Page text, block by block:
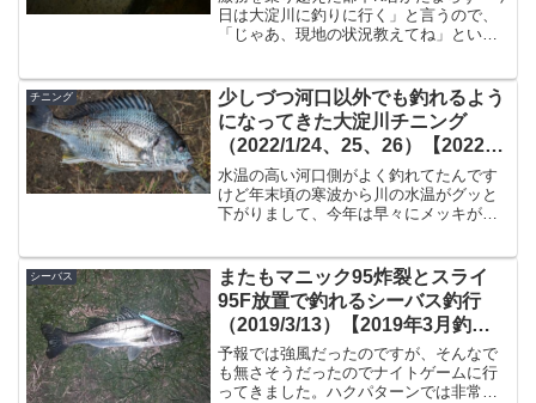
日は大淀川に釣りに行く」と言うので、
「じゃあ、現地の状況教えてね」という
益情報がもたらされたので、さっさと飯
食って釣行することに。...
チニング
少しづつ河口以外でも釣れるよう
になってきた大淀川チニング
（2022/1/24、25、26）【2022年
1月釣行】
水温の高い河口側がよく釣れてたんです
けど年末頃の寒波から川の水温がグッと
下がりまして、今年は早々にメッキが居
り辛くなるという事が起きておりまし
た。（去年は１月でもそこそ...
シーバス
またもマニック95炸裂とスライ
95F放置で釣れるシーバス釣行
（2019/3/13）【2019年3月釣
行】
予報では強風だったのですが、そんなで
も無さそうだったのでナイトゲームに行
ってきました。ハクパターンでは非常に